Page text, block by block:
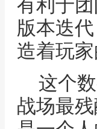
有利于
版本迭
造着玩家
这个
战场最